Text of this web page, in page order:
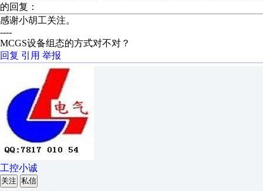
的回复：
感谢小胡工关注。
----
MCGS设备组态的方式对不对？
回复 引用 举报
工控小诚
关注 私信